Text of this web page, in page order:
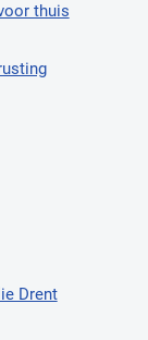
thuis
Drent